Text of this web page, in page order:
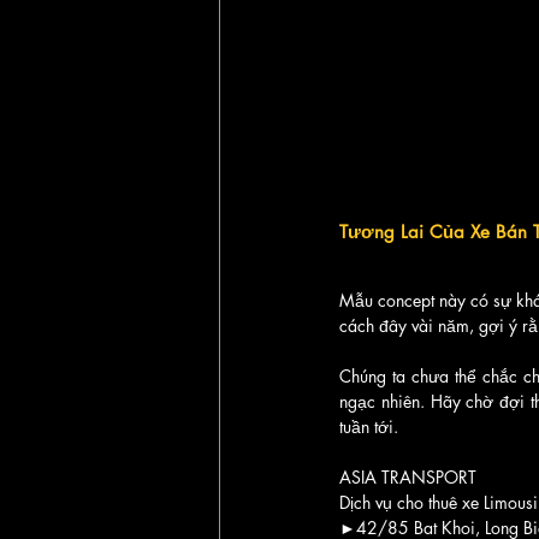
Tương Lai Của Xe Bán
Mẫu concept này có sự
cách đây vài năm, gợi ý
Chúng ta chưa thể chắc
ngạc nhiên. Hãy chờ đợi
tuần tới.
ASIA TRANSPORT
Dịch vụ cho thuê xe
►42/85 Bat Khoi, Long